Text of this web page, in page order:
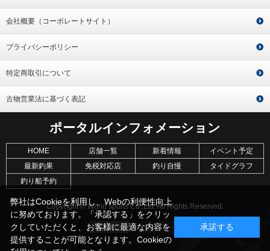
会社概要（コーポレートサイト）
プライバシーポリシー
特定商取引について
古物営業法に基づく表記
ポータルインフォメーション
HOME 店舗一覧 新着情報
イベント予定
最新釣果
免税対応店 釣り自慢
タイドグラフ
釣り船予約
Copyright © World sports Co.,Ltd. All Rights Reserved.
弊社はCookieを利用し、Webの利便性向上
に努めております。「承認する」をクリッ
クしていただくと、お客様に最適な内容を
提供することが可能となります。Cookieの
承諾する